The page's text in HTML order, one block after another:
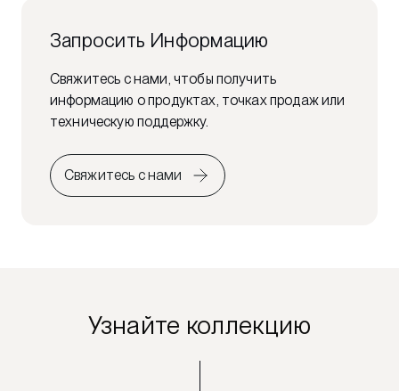
Запросить Информацию
Свяжитесь с нами, чтобы получить
информацию о продуктах, точках продаж или
техническую поддержку.
Свяжитесь с нами
Узнайте коллекцию